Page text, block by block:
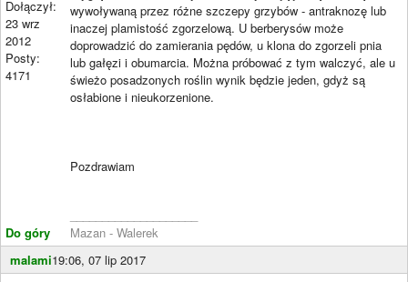
Dołączył:
23 wrz
2012
Posty:
4171
Do góry
wywoływaną przez różne szczepy grzybów - antraknozę lub
inaczej plamistość zgorzelową. U berberysów może
doprowadzić do zamierania pędów, u klona do zgorzeli pnia
lub gałęzi i obumarcia. Można próbować z tym walczyć, ale u
świeżo posadzonych roślin wynik będzie jeden, gdyż są
osłabione i nieukorzenione.
Pozdrawiam
Mazan - Walerek
malami19:06, 07 lip 2017